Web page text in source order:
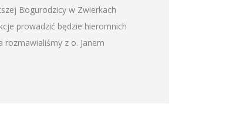
Bogurodzicy w Zwierkach
prowadzić będzie hieromnich
rozmawialiśmy z o. Janem